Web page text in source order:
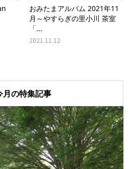
おみたまアルバム 2021年11
月～やすらぎの里小川 茶室
「...
2021.11.12
月の特集記事